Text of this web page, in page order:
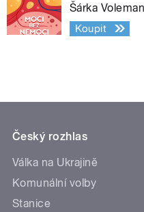
Šárka
Koupit
Český rozhlas
Válka na Ukrajině
Komunální volby
Stanice